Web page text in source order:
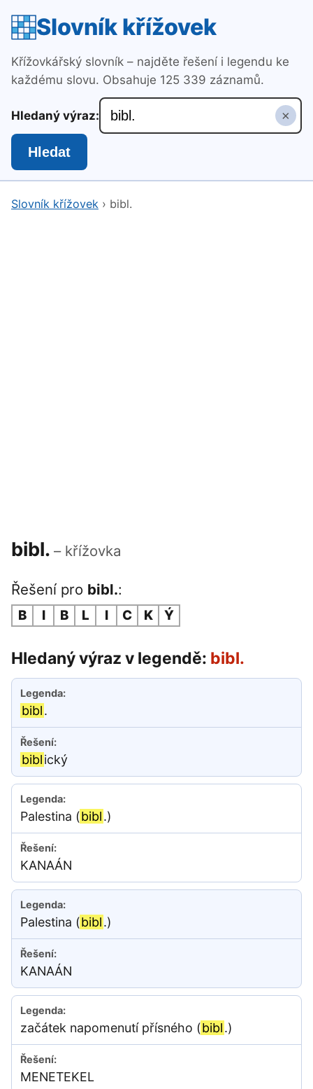
Slovník křížovek
Křížovkářský slovník – najděte řešení i legendu ke
každému slovu. Obsahuje 125 339 záznamů.
Hledaný výraz: ×
Hledat
Slovník křížovek › bibl.
bibl. – křížovka
Řešení pro bibl.:
B I B L I C K Ý
Hledaný výraz v legendě: bibl.
bibl.
biblický
Palestina (bibl.)
KANAÁN
Palestina (bibl.)
KANAÁN
začátek napomenutí přísného (bibl.)
MENETEKEL